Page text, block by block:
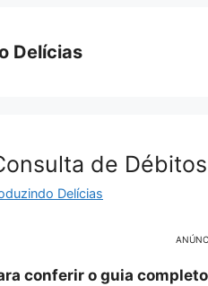
Delícias
de Débitos
Delícias
conferir o guia